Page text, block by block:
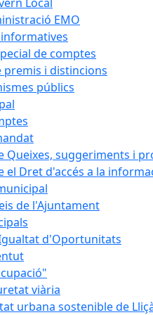
EMO
de comptes
premis i distincions
públics
Queixes, suggeriments i
el Dret d'accés a la
de l'Ajuntament
d'Oportunitats
viària
urbana sostenible de